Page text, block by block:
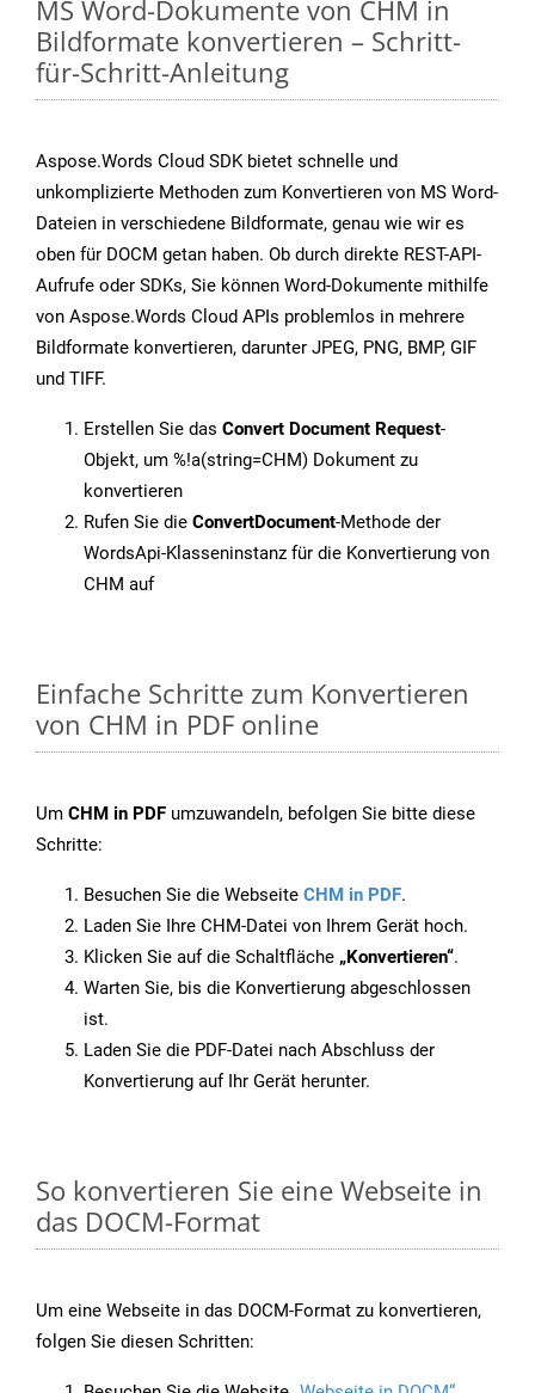
MS Word-Dokumente von CHM in
Bildformate konvertieren – Schritt-
für-Schritt-Anleitung
Aspose.Words Cloud SDK bietet schnelle und
unkomplizierte Methoden zum Konvertieren von MS Word-
Dateien in verschiedene Bildformate, genau wie wir es
oben für DOCM getan haben. Ob durch direkte REST-API-
Aufrufe oder SDKs, Sie können Word-Dokumente mithilfe
von Aspose.Words Cloud APIs problemlos in mehrere
Bildformate konvertieren, darunter JPEG, PNG, BMP, GIF
und TIFF.
Erstellen Sie das Convert Document Request-
Objekt, um %!a(string=CHM) Dokument zu
konvertieren
Rufen Sie die ConvertDocument-Methode der
WordsApi-Klasseninstanz für die Konvertierung von
CHM auf
Einfache Schritte zum Konvertieren
von CHM in PDF online
Um CHM in PDF umzuwandeln, befolgen Sie bitte diese
Schritte:
Besuchen Sie die Webseite CHM in PDF.
Laden Sie Ihre CHM-Datei von Ihrem Gerät hoch.
Klicken Sie auf die Schaltfläche „Konvertieren“.
Warten Sie, bis die Konvertierung abgeschlossen
ist.
Laden Sie die PDF-Datei nach Abschluss der
Konvertierung auf Ihr Gerät herunter.
So konvertieren Sie eine Webseite in
das DOCM-Format
Um eine Webseite in das DOCM-Format zu konvertieren,
folgen Sie diesen Schritten: